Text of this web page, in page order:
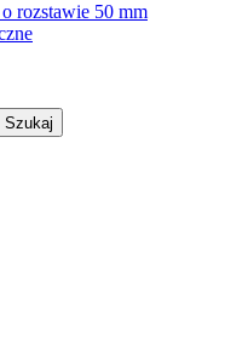
rozstawie 50 mm
Szukaj